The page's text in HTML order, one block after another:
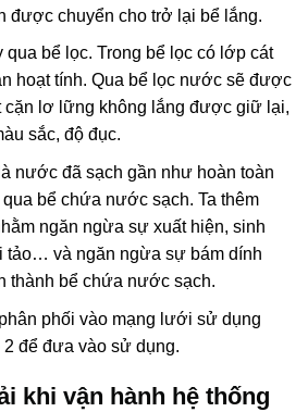
được chuyển cho trở lại bể lắng.
bể lọc. Trong bể lọc có lớp cát
hoạt tính. Qua bể lọc nước sẽ được
cặn lơ lững không lắng được giữ lại,
sắc, độ đục.
nước đã sạch gần như hoàn toàn
bể chứa nước sạch. Ta thêm
ngăn ngừa sự xuất hiện, sinh
tảo… và ngăn ngừa sự bám dính
thành bể chứa nước sạch.
phối vào mạng lưới sử dụng
để đưa vào sử dụng.
khi vận hành hệ thống